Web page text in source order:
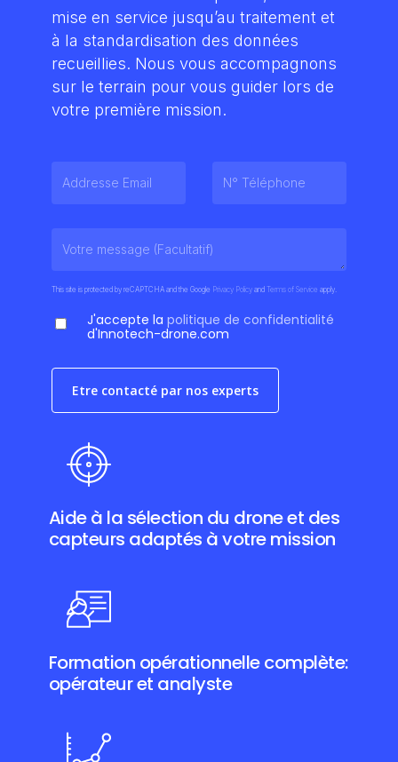
mise en service jusqu’au traitement et
à la standardisation des données
recueillies. Nous vous accompagnons
sur le terrain pour vous guider lors de
votre première mission.
This site is protected by reCAPTCHA and the Google Privacy Policy andTerms of Service apply.
J'accepte lapolitique de confidentialité
d'Innotech-drone.com
Aide à la sélection du drone et des
capteurs adaptés à votre mission
Formation opérationnelle complète:
opérateur et analyste